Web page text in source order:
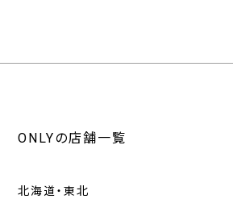
ONLYの店舗一覧
北海道・東北